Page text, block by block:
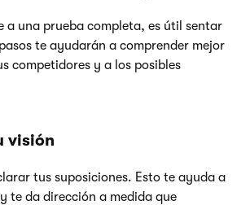
a una prueba completa, es útil sentar
te ayudarán a comprender mejor
competidores y a los posibles
visión
tus suposiciones. Esto te ayuda a
te da dirección a medida que